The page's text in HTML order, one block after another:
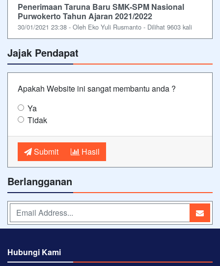
Penerimaan Taruna Baru SMK-SPM Nasional
Purwokerto Tahun Ajaran 2021/2022
30/01/2021 23:38 - Oleh Eko Yuli Rusmanto - Dilihat 9603 kali
Jajak Pendapat
Apakah Website ini sangat membantu anda ?
Ya
Tidak
Submit Hasil
Berlangganan
Hubungi Kami